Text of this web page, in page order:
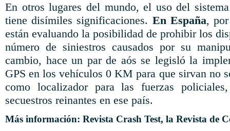
En otros lugares del mundo, el uso del
tiene disímiles significaciones. En España,
están evaluando la posibilidad de prohibir los
número de siniestros causados por su
cambio, hace un par de aós se legisló la
GPS en los vehículos 0 KM para que sirvan no
como localizador para las fuerzas
secuestros reinantes en ese país.
Más información: Revista Crash Test, la Revista de